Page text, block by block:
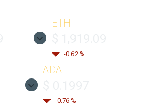
ETH
-0.62 %
ADA
-0.76 %